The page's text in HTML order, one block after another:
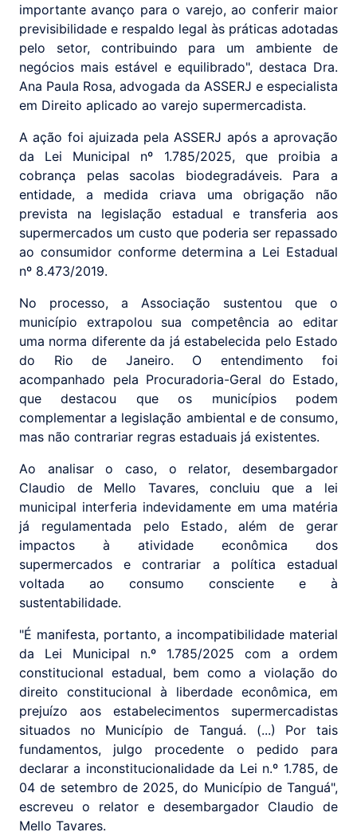
importante avanço para o varejo, ao conferir maior
previsibilidade e respaldo legal às práticas adotadas
pelo setor, contribuindo para um ambiente de
negócios mais estável e equilibrado", destaca Dra.
Ana Paula Rosa, advogada da ASSERJ e especialista
em Direito aplicado ao varejo supermercadista.
A ação foi ajuizada pela ASSERJ após a aprovação
da Lei Municipal nº 1.785/2025, que proibia a
cobrança pelas sacolas biodegradáveis. Para a
entidade, a medida criava uma obrigação não
prevista na legislação estadual e transferia aos
supermercados um custo que poderia ser repassado
ao consumidor conforme determina a Lei Estadual
nº 8.473/2019.
No processo, a Associação sustentou que o
município extrapolou sua competência ao editar
uma norma diferente da já estabelecida pelo Estado
do Rio de Janeiro. O entendimento foi
acompanhado pela Procuradoria-Geral do Estado,
que destacou que os municípios podem
complementar a legislação ambiental e de consumo,
mas não contrariar regras estaduais já existentes.
Ao analisar o caso, o relator, desembargador
Claudio de Mello Tavares, concluiu que a lei
municipal interferia indevidamente em uma matéria
já regulamentada pelo Estado, além de gerar
impactos à atividade econômica dos
supermercados e contrariar a política estadual
voltada ao consumo consciente e à
sustentabilidade.
"É manifesta, portanto, a incompatibilidade material
da Lei Municipal n.º 1.785/2025 com a ordem
constitucional estadual, bem como a violação do
direito constitucional à liberdade econômica, em
prejuízo aos estabelecimentos supermercadistas
situados no Município de Tanguá. (...) Por tais
fundamentos, julgo procedente o pedido para
declarar a inconstitucionalidade da Lei n.º 1.785, de
04 de setembro de 2025, do Município de Tanguá",
escreveu o relator e desembargador Claudio de
Mello Tavares.